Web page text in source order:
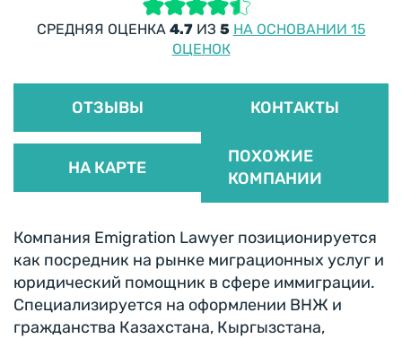
СРЕДНЯЯ ОЦЕНКА 4.7ИЗ 5 НА ОСНОВАНИИ 15
ОЦЕНОК
ОТЗЫВЫ КОНТАКТЫ
НА КАРТЕ
ПОХОЖИЕ
КОМПАНИИ
Компания Emigration Lawyer позиционируется
как посредник на рынке миграционных услуг и
юридический помощник в сфере иммиграции.
Специализируется на оформлении ВНЖ и
гражданства Казахстана, Кыргызстана,